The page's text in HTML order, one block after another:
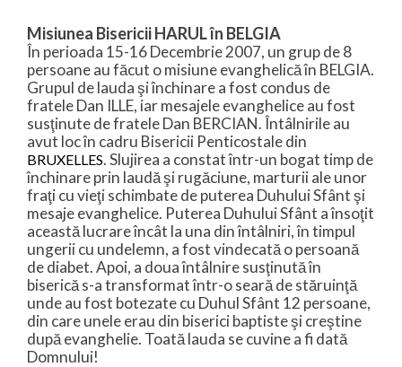
Misiunea Bisericii HARUL în BELGIA
În perioada 15-16 Decembrie 2007, un grup de 8
persoane au făcut o misiune evanghelică în BELGIA.
Grupul de lauda şi închinare a fost condus de
fratele Dan ILLE, iar mesajele evanghelice au fost
susţinute de fratele Dan BERCIAN. Întâlnirile au
avut loc în cadru Bisericii Penticostale din
BRUXELLES. Slujirea a constat într-un bogat timp de
închinare prin laudă şi rugăciune, marturii ale unor
fraţi cu vieţi schimbate de puterea Duhului Sfânt şi
mesaje evanghelice. Puterea Duhului Sfânt a însoţit
această lucrare încât la una din întâlniri, în timpul
ungerii cu undelemn, a fost vindecată o persoană
de diabet. Apoi, a doua întâlnire susţinută în
biserică s-a transformat într-o seară de stăruinţă
unde au fost botezate cu Duhul Sfânt 12 persoane,
din care unele erau din biserici baptiste şi creştine
după evanghelie. Toată lauda se cuvine a fi dată
Domnului!